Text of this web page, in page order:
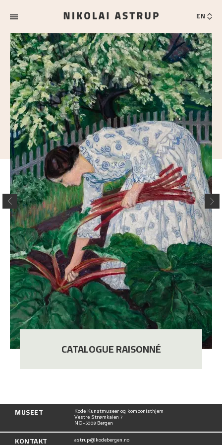
EN
Nikolai
Astrup
CATALOGUE RAISONNÉ
MUSEET Kode Kunstmuseer og komponisthjem
Vestre Strømkaien 7
NO-5008 Bergen
KONTAKT astrup@kodebergen.no